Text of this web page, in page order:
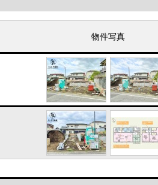
物件写真